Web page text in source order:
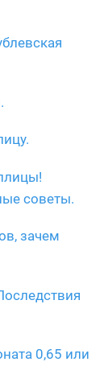
советы.
зачем
0,65 или